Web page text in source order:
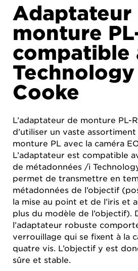
Adaptateur
monture
compatible
Cooke
L’adaptateur de monture PL-
d’utiliser un vaste assortiment
monture PL avec la caméra
L’adaptateur est compatible
de métadonnées /i
permet de transmettre en
métadonnées de l’objectif
la mise au point et de l’iris et
plus du modèle de l’objectif).
l’adaptateur robuste
verrouillage qui se fixent à la
quatre vis. L’objectif y est
sûre et stable.